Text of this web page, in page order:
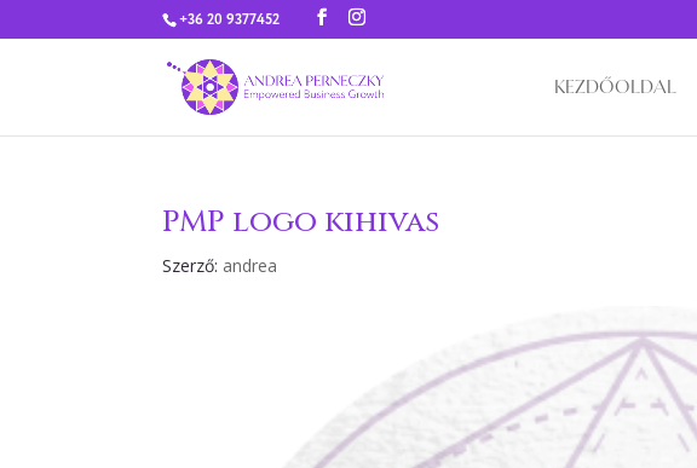
+36 20 9377452
KEZDŐOLDAL
PMP logo kihivas
Szerző: andrea